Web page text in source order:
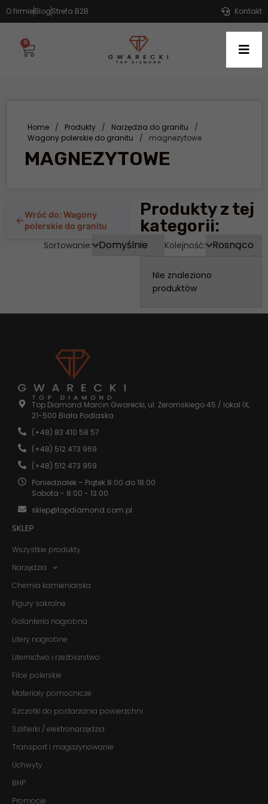
O firmieBlogStrefa B2B Kontakt
0
Home / Produkty / Narzędzia do granitu
/
Wagony polerskie do granitu
/ magnezytowe
MAGNEZYTOWE
←Wróć do: Wagony
polerskie do granitu
Produkty z tej
kategorii:
Sortowanie: Kolejność:
Nie znaleziono
produktów
Top Diamond Marcin Gwarecki, ul. Żeromskiego 45 / lokal IX,
21-500 Biała Podlaska
(+48) 83 410 58 57
(+48) 512 473 969
(+48) 512 473 959
Poniedziałek – Piątek 8:00 do 18:00
Sobota - 8:00 - 13:00
sklep@topdiamond.com.pl
SKLEP
Wszystkie produkty
Narzędzia
Chemia kamieniarska
Figury sakralne
Galanteria nagrobna
Litery nagrobne
Liternictwo i rzeźbiarstwo
Filce polerskie
Materiały pomocnicze
Szczotki do postarzania powierzchni
Szlifierki / elektronarzędzia
Transport i magazynowanie
Uchwyty
BHP
Promocje